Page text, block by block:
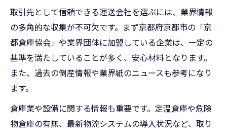
取引先として信頼できる運送会社を選ぶには、業界情報
の多角的な収集が不可欠です。まず京都府京都市の「京
都倉庫協会」や業界団体に加盟している企業は、一定の
基準を満たしていることが多く、安心材料となります。
また、過去の倒産情報や業界紙のニュースも参考になり
ます。
倉庫業や設備に関する情報も重要です。定温倉庫や危険
物倉庫の有無、最新物流システムの導入状況など、取り